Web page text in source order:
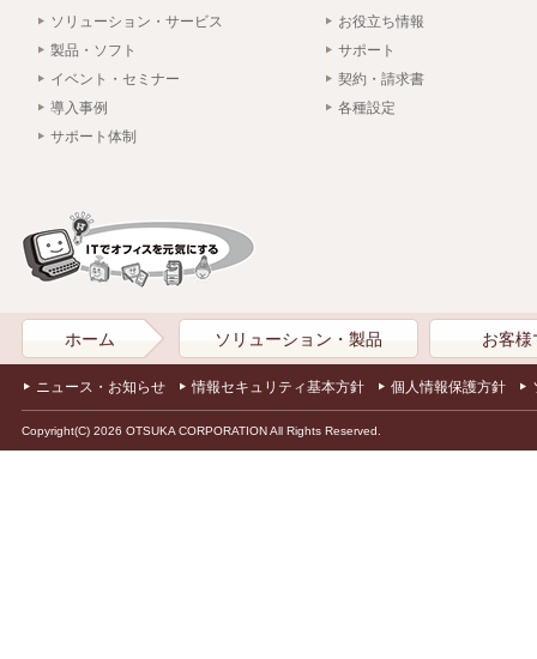
ソリューション・サービス
製品・ソフト
イベント・セミナー
導入事例
サポート体制
お役立ち情報
サポート
契約・請求書
各種設定
ホーム ソリューション・製品 お客様
ニュース・お知らせ 情報セキュリティ基本方針 個人情報保護方針
Copyright(C) 2026 OTSUKA CORPORATION All Rights Reserved.